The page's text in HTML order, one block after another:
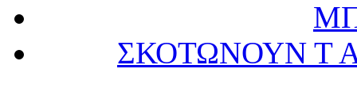
ΣΚΟΤΩΝΟΥΝ Τ